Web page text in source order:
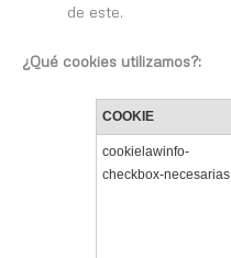
de este.
¿Qué cookies utilizamos?:
COOKIE
cookielawinfo-
checkbox-necesarias